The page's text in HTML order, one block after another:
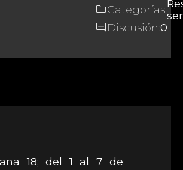
folderCategorías:
commentDiscusión:0
18; del 1 al 7 de